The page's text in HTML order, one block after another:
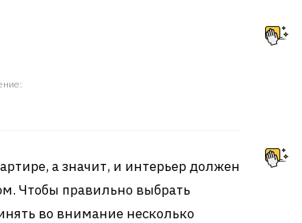
а значит, и интерьер должен
Чтобы правильно выбрать
во внимание несколько